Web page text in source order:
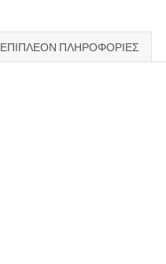
ΕΠΙΠΛΈΟΝ ΠΛΗΡΟΦΟΡΊΕΣ